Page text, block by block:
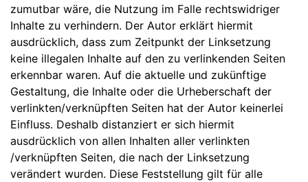
zumutbar wäre, die Nutzung im Falle rechtswidriger
Inhalte zu verhindern. Der Autor erklärt hiermit
ausdrücklich, dass zum Zeitpunkt der Linksetzung
keine illegalen Inhalte auf den zu verlinkenden Seiten
erkennbar waren. Auf die aktuelle und zukünftige
Gestaltung, die Inhalte oder die Urheberschaft der
verlinkten/verknüpften Seiten hat der Autor keinerlei
Einfluss. Deshalb distanziert er sich hiermit
ausdrücklich von allen Inhalten aller verlinkten
/verknüpften Seiten, die nach der Linksetzung
verändert wurden. Diese Feststellung gilt für alle